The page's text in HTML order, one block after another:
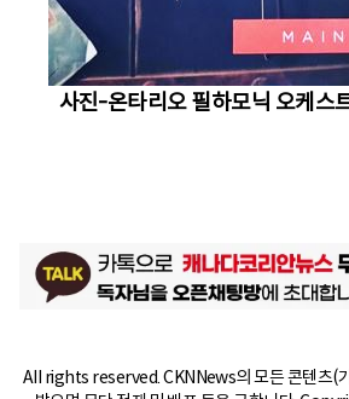
사진-온타리오 필하모닉 오케스
All rights reserved. CKNNews의 모든 콘텐츠(